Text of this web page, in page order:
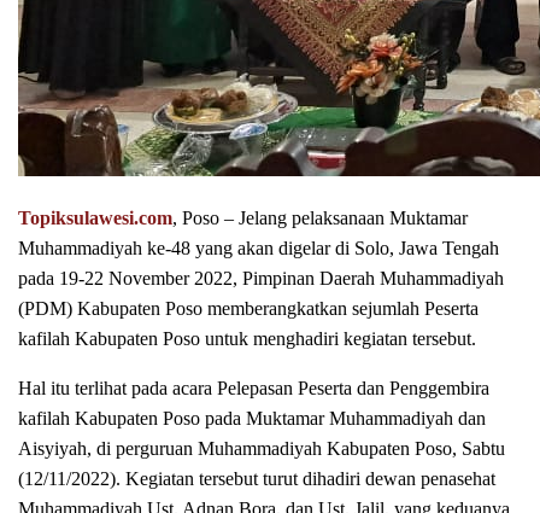
Topiksulawesi.com, Poso – Jelang pelaksanaan Muktamar
Muhammadiyah ke-48 yang akan digelar di Solo, Jawa Tengah
pada 19-22 November 2022, Pimpinan Daerah Muhammadiyah
(PDM) Kabupaten Poso memberangkatkan sejumlah Peserta
kafilah Kabupaten Poso untuk menghadiri kegiatan tersebut.
Hal itu terlihat pada acara Pelepasan Peserta dan Penggembira
kafilah Kabupaten Poso pada Muktamar Muhammadiyah dan
Aisyiyah, di perguruan Muhammadiyah Kabupaten Poso, Sabtu
(12/11/2022). Kegiatan tersebut turut dihadiri dewan penasehat
Muhammadiyah Ust. Adnan Bora, dan Ust. Jalil, yang keduanya